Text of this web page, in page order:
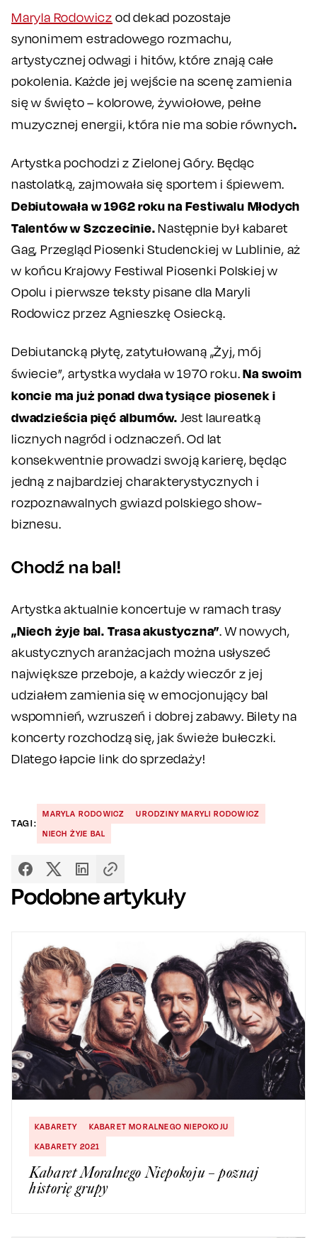
Maryla Rodowicz od dekad pozostaje
synonimem estradowego rozmachu,
artystycznej odwagi i hitów, które znają całe
pokolenia. Każde jej wejście na scenę zamienia
się w święto – kolorowe, żywiołowe, pełne
muzycznej energii, która nie ma sobie równych.
Artystka pochodzi z Zielonej Góry. Będąc
nastolatką, zajmowała się sportem i śpiewem.
Debiutowała w 1962 roku na Festiwalu Młodych
Talentów w Szczecinie. Następnie był kabaret
Gag, Przegląd Piosenki Studenckiej w Lublinie, aż
w końcu Krajowy Festiwal Piosenki Polskiej w
Opolu i pierwsze teksty pisane dla Maryli
Rodowicz przez Agnieszkę Osiecką.
Debiutancką płytę, zatytułowaną „Żyj, mój
świecie”, artystka wydała w 1970 roku.Na swoim
koncie ma już ponad dwa tysiące piosenek i
dwadzieścia pięć albumów. Jest laureatką
licznych nagród i odznaczeń. Od lat
konsekwentnie prowadzi swoją karierę, będąc
jedną z najbardziej charakterystycznych i
rozpoznawalnych gwiazd polskiego show-
biznesu.
Chodź na bal!
Artystka aktualnie koncertuje w ramach trasy
„Niech żyje bal. Trasa akustyczna”. W nowych,
akustycznych aranżacjach można usłyszeć
największe przeboje, a każdy wieczór z jej
udziałem zamienia się w emocjonujący bal
wspomnień, wzruszeń i dobrej zabawy. Bilety na
koncerty rozchodzą się, jak świeże bułeczki.
Dlatego łapcie link do sprzedaży!
TAGI:
MARYLA RODOWICZ
URODZINY MARYLI RODOWICZ
NIECH ŻYJE BAL
Podobne artykuły
KABARETY
KABARET MORALNEGO NIEPOKOJU
KABARETY 2021
Kabaret Moralnego Niepokoju – poznaj
historię grupy